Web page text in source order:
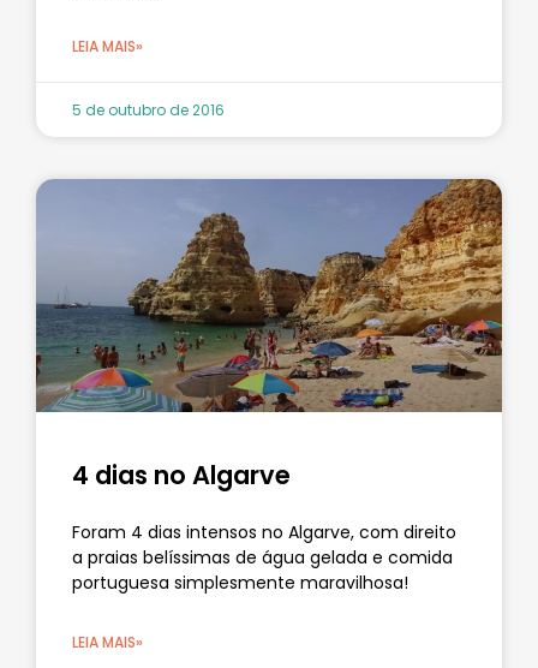
LEIA MAIS»
5 de outubro de 2016
4 dias no Algarve
Foram 4 dias intensos no Algarve, com direito
a praias belíssimas de água gelada e comida
portuguesa simplesmente maravilhosa!
LEIA MAIS»